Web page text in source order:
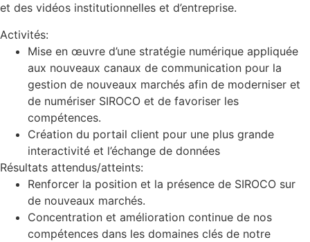
et des vidéos institutionnelles et d’entreprise.
Activités:
Mise en œuvre d’une stratégie numérique appliquée
aux nouveaux canaux de communication pour la
gestion de nouveaux marchés afin de moderniser et
de numériser SIROCO et de favoriser les
compétences.
Création du portail client pour une plus grande
interactivité et l’échange de données
Résultats attendus/atteints:
Renforcer la position et la présence de SIROCO sur
de nouveaux marchés.
Concentration et amélioration continue de nos
compétences dans les domaines clés de notre